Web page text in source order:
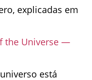
explicadas em
the Universe —
está